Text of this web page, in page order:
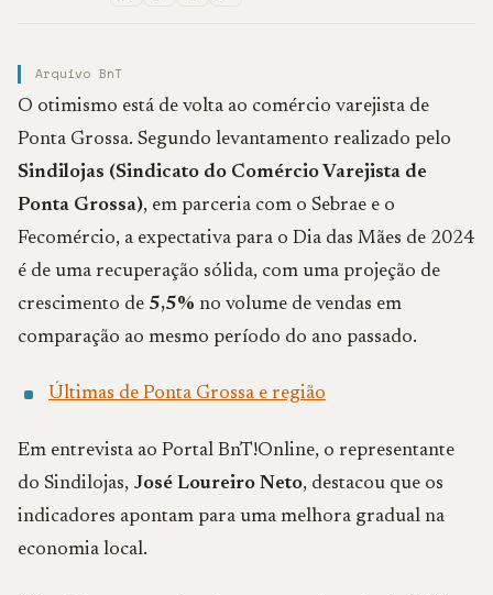
Arquivo BnT
O otimismo está de volta ao comércio varejista de
Ponta Grossa. Segundo levantamento realizado pelo
Sindilojas (Sindicato do Comércio Varejista de
Ponta Grossa), em parceria com o Sebrae e o
Fecomércio, a expectativa para o Dia das Mães de 2024
é de uma recuperação sólida, com uma projeção de
crescimento de 5,5% no volume de vendas em
comparação ao mesmo período do ano passado.
Últimas de Ponta Grossa e região
Em entrevista ao Portal BnT!Online, o representante
do Sindilojas, José Loureiro Neto, destacou que os
indicadores apontam para uma melhora gradual na
economia local.